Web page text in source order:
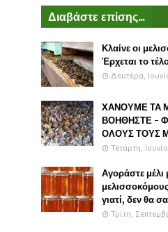
Διαβάστε επίσης...
Κλαίνε οι
Έρχεται το
Δευτέρα,
ΧΑΝΟΥΜΕ ΤΑ
ΒΟΗΘΗΣΤΕ -
ΟΛΟΥΣ ΤΟΥΣ
Τετάρτη,
Αγοράστε
γιατί, δεν θα
Τρίτη,